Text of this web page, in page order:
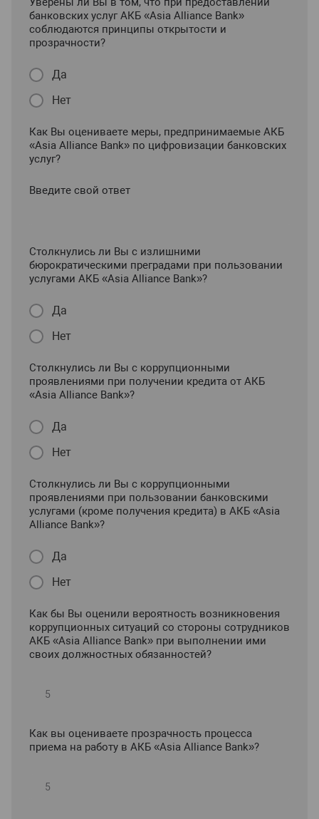
банковских услуг АКБ «Asia Alliance Bank»
соблюдаются принципы открытости и
прозрачности?
Да
Нет
Как Вы оцениваете меры, предпринимаемые АКБ
«Asia Alliance Bank» по цифровизации банковских
услуг?
Введите свой ответ
Столкнулись ли Вы с излишними
бюрократическими преградами при пользовании
услугами АКБ «Asia Alliance Bank»?
Да
Нет
Столкнулись ли Вы с коррупционными
проявлениями при получении кредита от АКБ
«Asia Alliance Bank»?
Да
Нет
Столкнулись ли Вы с коррупционными
проявлениями при пользовании банковскими
услугами (кроме получения кредита) в АКБ «Asia
Alliance Bank»?
Да
Нет
Как бы Вы оценили вероятность возникновения
коррупционных ситуаций со стороны сотрудников
АКБ «Asia Alliance Bank» при выполнении ими
своих должностных обязанностей?
Как вы оцениваете прозрачность процесса
приема на работу в АКБ «Asia Alliance Bank»?